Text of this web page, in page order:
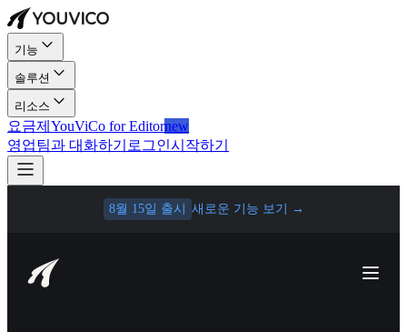
기능
솔루션
리소스
요금제 YouViCo for Editornew
영업팀과 대화하기 로그인시작하기
8월 15일 출시 새로운 기능 보기 →